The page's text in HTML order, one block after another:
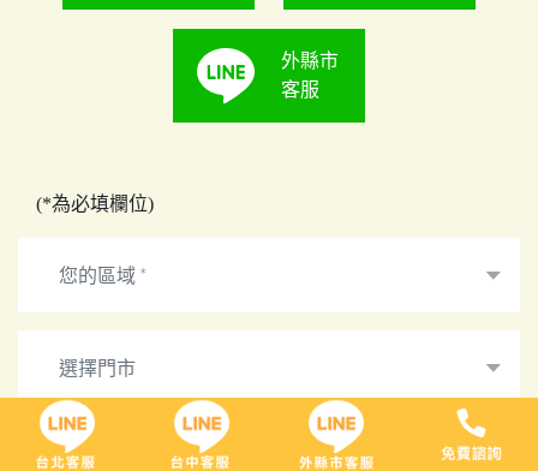
外縣市
客服
(*為必填欄位)